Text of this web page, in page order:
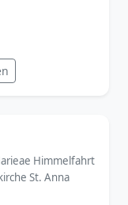
Himmelfahrt
St. Anna